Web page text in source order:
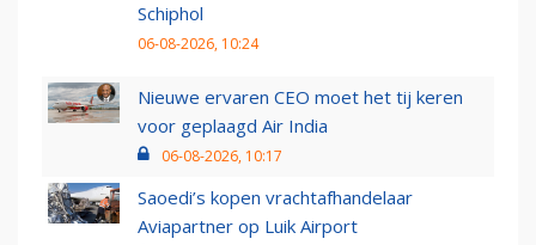
Schiphol
06-08-2026, 10:24
Nieuwe ervaren CEO moet het tij keren
voor geplaagd Air India
06-08-2026, 10:17
Saoedi’s kopen vrachtafhandelaar
Aviapartner op Luik Airport